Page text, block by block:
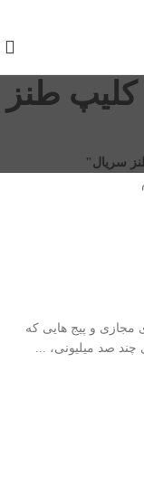
طنز
سریال"
مجازی و پیج هایی که
چند صد میلیونی، ...